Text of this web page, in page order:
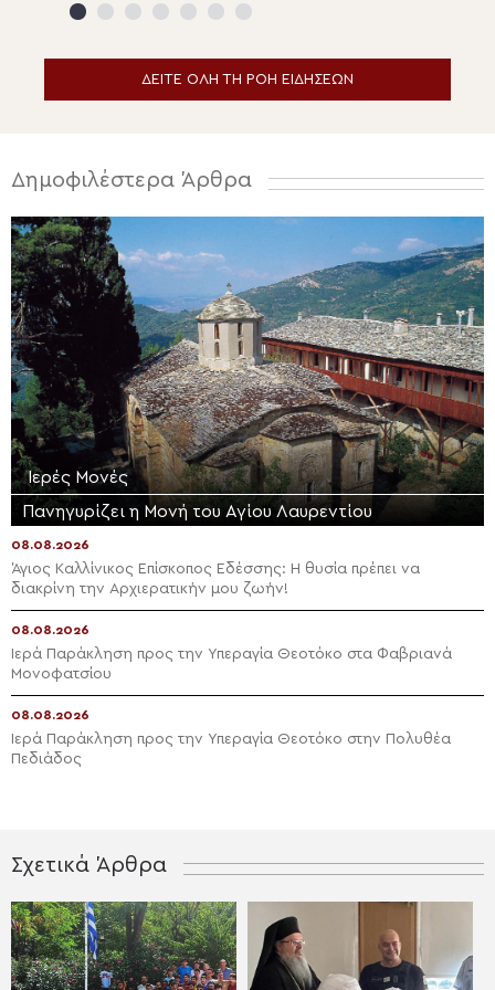
ΔΕΙΤΕ ΟΛΗ ΤΗ ΡΟΗ ΕΙΔΗΣΕΩΝ
Δημοφιλέστερα Άρθρα
Ιερές Μονές
Πανηγυρίζει η Μονή του Αγίου Λαυρεντίου
08.08.2026
Άγιος Καλλίνικος Επίσκοπος Εδέσσης: Η θυσία πρέπει να
διακρίνη την Αρχιερατικήν μου ζωήν!
08.08.2026
Ιερά Παράκληση προς την Υπεραγία Θεοτόκο στα Φαβριανά
Μονοφατσίου
08.08.2026
Ιερά Παράκληση προς την Υπεραγία Θεοτόκο στην Πολυθέα
Πεδιάδος
Σχετικά Άρθρα